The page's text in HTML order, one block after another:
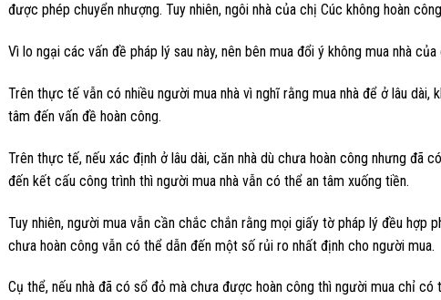
được phép chuyển nhượng. Tuy nhiên, ngôi nhà của chị Cúc không hoàn
Vì lo ngại các vấn đề pháp lý sau này, nên bên mua đổi ý không mua nhà của
Trên thực tế vẫn có nhiều người mua nhà vì nghĩ rằng mua nhà để ở lâu dài,
tâm đến vấn đề hoàn công.
Trên thực tế, nếu xác định ở lâu dài, căn nhà dù chưa hoàn công nhưng đã
đến kết cấu công trình thì người mua nhà vẫn có thể an tâm xuống tiền.
Tuy nhiên, người mua vẫn cần chắc chắn rằng mọi giấy tờ pháp lý đều hợp
chưa hoàn công vẫn có thể dẫn đến một số rủi ro nhất định cho người mua.
Cụ thể, nếu nhà đã có sổ đỏ mà chưa được hoàn công thì người mua chỉ